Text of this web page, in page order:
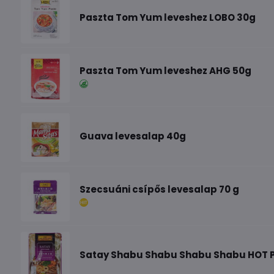
Paszta Tom Yum leveshez LOBO 30g
Paszta Tom Yum leveshez AHG 50g
Guava levesalap 40g
Szecsuáni csípős levesalap 70 g
Satay Shabu Shabu Shabu Shabu HOT